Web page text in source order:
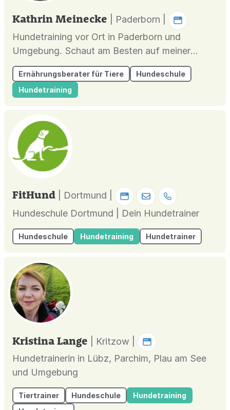
Kathrin Meinecke
| Paderborn |
Hundetraining vor Ort in Paderborn und
Umgebung. Schaut am Besten auf meiner
Website vorbei! Die Ernährungsberatung biete
ich auch online an! Ich biete eine Online-
Ernährungsberatung an. Wieso online? Um den
möglich zu halten. Heutzutage kann man durch
Fo...
Ernährungsberater für Tiere
Hundeschule
Hundetraining
FitHund
| Dortmund |
Hundeschule Dortmund | Dein Hundetrainer
Hundeschule Hundetraining Hundetrainer
Kristina Lange
| Kritzow |
Hundetrainerin in Lübz, Parchim, Plau am See
und Umgebung
Tiertrainer Hundeschule
Hundetraining